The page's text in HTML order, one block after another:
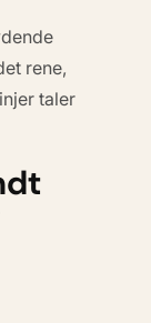
rene,
taler